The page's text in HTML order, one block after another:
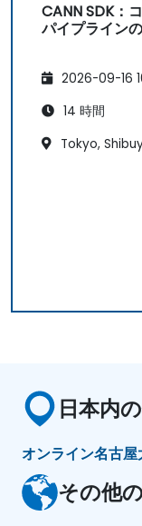
CANN SDK：
パイプライン
2026-09-16
14 時間
Tokyo,
日本内
オンライン名古屋
その他